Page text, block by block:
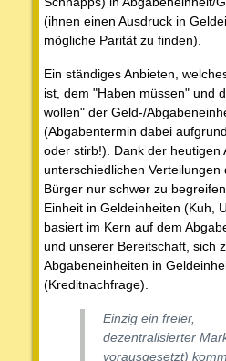
(ihnen einen Ausdruck in
mögliche Parität zu finden).
Ein ständiges Anbieten,
ist, dem "Haben müssen" und
wollen" der Geld-/
(Abgabentermin dabei
oder stirb!). Dank der heutigen
unterschiedlichen
Bürger nur schwer zu
Einheit in Geldeinheiten (Kuh,
basiert im Kern auf dem
und unserer Bereitschaft, sich
Abgabeneinheiten in
(Kreditnachfrage).
Einzig ein freier,
dezentralisierter
vorausgesetzt)